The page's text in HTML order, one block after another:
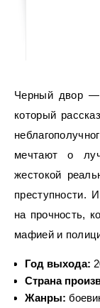
Черный двор — это казахстанский сериал 2023 года,
который
мечтают о
жестокой
преступности.
на прочность,
мафией и
Год выхода:
Страна
Жанры: